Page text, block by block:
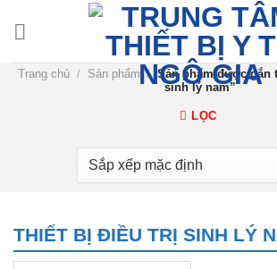
dungTrang chủ / Sản phẩm / Sản phẩm được gắn
sinh lý nam”
LỌC
THIẾT BỊ ĐIỀU TRỊ SINH LÝ